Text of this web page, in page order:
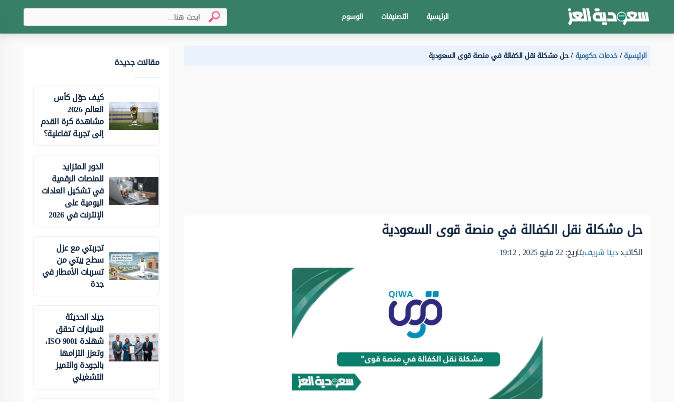
الرئيسية التصنيفات الوسوم
الرئيسية خدمات حكومية حل مشكلة نقل الكفالة في منصة قوى السعودية
حل مشكلة نقل الكفالة في منصة قوى السعودية
الكاتب:دينا شريفبتاريخ: 22 مايو 2025 , 19:12
مقالات جديدة
كيف حوّل كأس
العالم 2026
مشاهدة كرة القدم
إلى تجربة تفاعلية؟
الدور المتزايد
للمنصات الرقمية
في تشكيل العادات
اليومية على
الإنترنت في 2026
تجربتي مع عزل
سطح بيتي من
تسربات الأمطار في
جدة
جياد الحديثة
للسيارات تحقق
شهادة ISO 9001،
وتعزز التزامها
بالجودة والتميز
التشغيلي